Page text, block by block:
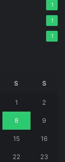
1
1
1
S S
1 2
8 9
15 16
22 23